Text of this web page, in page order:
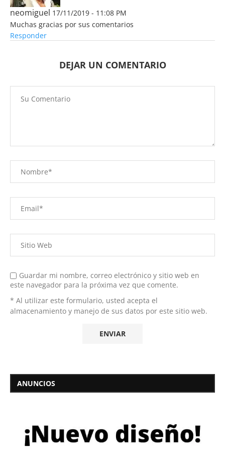
neomiguel 17/11/2019 - 11:08 PM
Muchas gracias por sus comentarios
Responder
DEJAR UN COMENTARIO
Guardar mi nombre, correo electrónico y sitio web en
este navegador para la próxima vez que comente.
* Al utilizar este formulario, usted acepta el
almacenamiento y manejo de sus datos por este sitio web.
ANUNCIOS